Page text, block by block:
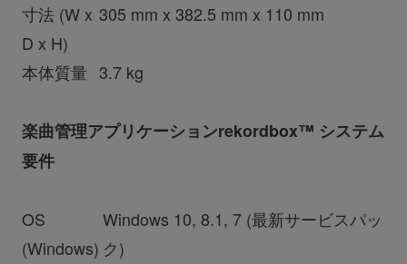
寸法 (W x
D x H)
305 mm x 382.5 mm x 110 mm
本体質量 3.7 kg
楽曲管理アプリケーションrekordbox™ システム
要件
OS
(Windows)
Windows 10, 8.1, 7 (最新サービスパッ
ク)